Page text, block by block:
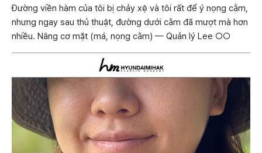
Đường viền hàm của tôi bị chảy xệ và tôi rất để ý nọng cằm,
nhưng ngay sau thủ thuật, đường dưới cằm đã mượt mà hơn
nhiều. Nâng cơ mặt (má, nọng cằm) — Quản lý Lee ○○